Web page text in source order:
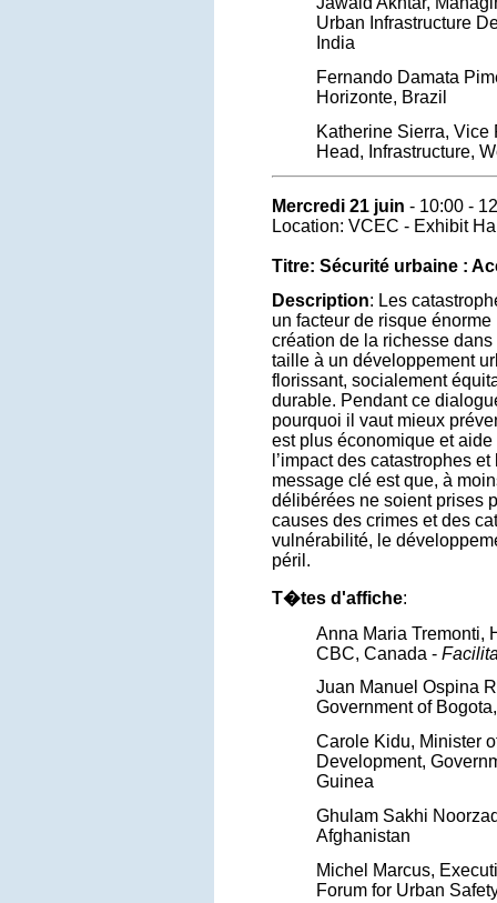
Urban Infrastructure
India
Fernando Damata
Horizonte, Brazil
Katherine Sierra, Vice
Head, Infrastructure,
Mercredi 21 juin - 10:00 -
Location: VCEC - Exhibit
Titre: Sécurité urbaine :
Description: Les
un facteur de risque
création de la richesse
taille à un développement
florissant, socialement
durable. Pendant ce
pourquoi il vaut mieux
est plus économique et
l’impact des catastrophes
message clé est que, à
délibérées ne soient prises
causes des crimes et des
vulnérabilité, le
péril.
T�tes d'affiche:
Anna Maria Tremonti,
CBC, Canada -
Juan Manuel Ospina
Government of
Carole Kidu, Minister
Development,
Guinea
Ghulam Sakhi
Afghanistan
Michel Marcus,
Forum for Urban